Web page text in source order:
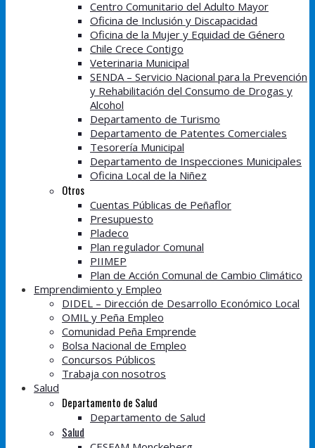
Centro Comunitario del Adulto Mayor
Oficina de Inclusión y Discapacidad
Oficina de la Mujer y Equidad de Género
Chile Crece Contigo
Veterinaria Municipal
SENDA – Servicio Nacional para la Prevención
y Rehabilitación del Consumo de Drogas y
Alcohol
Departamento de Turismo
Departamento de Patentes Comerciales
Tesorería Municipal
Departamento de Inspecciones Municipales
Oficina Local de la Niñez
Otros
Cuentas Públicas de Peñaflor
Presupuesto
Pladeco
Plan regulador Comunal
PIIMEP
Plan de Acción Comunal de Cambio Climático
Emprendimiento y Empleo
DIDEL – Dirección de Desarrollo Económico Local
OMIL y Peña Empleo
Comunidad Peña Emprende
Bolsa Nacional de Empleo
Concursos Públicos
Trabaja con nosotros
Salud
Departamento de Salud
Departamento de Salud
Salud